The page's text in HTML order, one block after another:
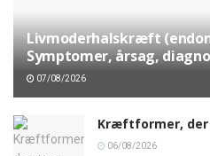
Livmoderhalskræft
Symptomer, årsag,
07/08/2026
Kræftformer, der
06/08/2026